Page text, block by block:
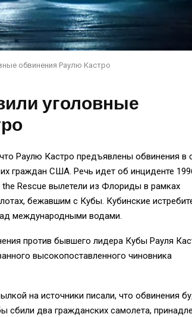
обвинения Раулю Кастро
уголовные
Раулю Кастро предъявлены обвинения в
граждан США. Речь идет об инциденте
Rescue вылетели из Флориды в рамках
бежавшим с Кубы. Кубинские
международными водами.
против бывшего лидера Кубы Рауля
высокопоставленного чиновника
на источники писали, что обвинения
сбили два гражданских самолета,